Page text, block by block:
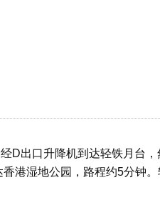
D出口升降机到达轻铁月台
港湿地公园，路程约5分钟。